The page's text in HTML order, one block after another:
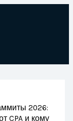
2026:
CPA и кому